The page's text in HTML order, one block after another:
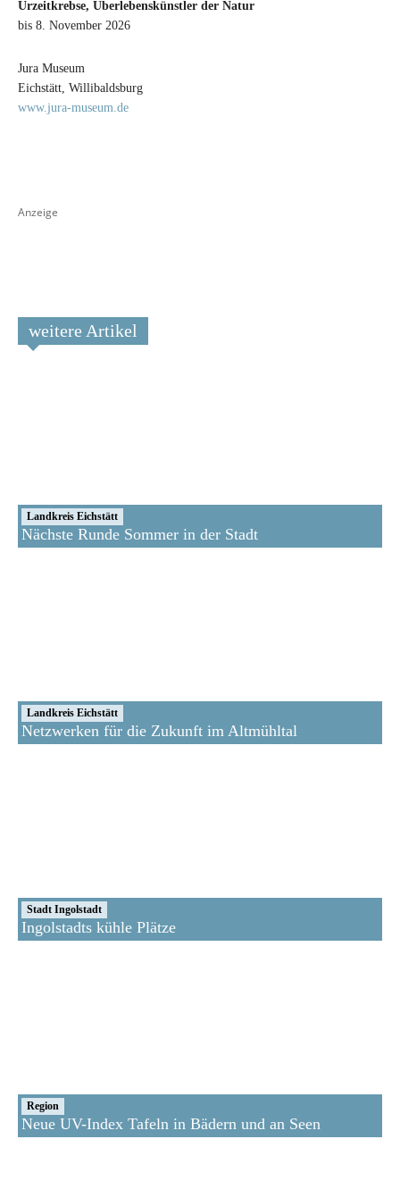
weitere Artikel
Landkreis Eichstätt
Nächste Runde Sommer in der Stadt
Landkreis Eichstätt
Netzwerken für die Zukunft im Altmühltal
Stadt Ingolstadt
Ingolstadts kühle Plätze
Region
Neue UV-Index Tafeln in Bädern und an Seen
Urzeitkrebse, Überlebenskünstler der Natur
bis 8. November 2026
Jura Museum
Eichstätt, Willibaldsburg
www.jura-museum.de
Anzeige